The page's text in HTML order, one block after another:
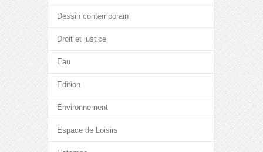
Dessin contemporain
Droit et justice
Eau
Edition
Environnement
Espace de Loisirs